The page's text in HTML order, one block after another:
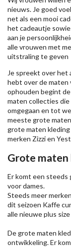
nieuws. Je goed
net als een mooi
het cadeautje
aan je
alle vrouwen met
uitstraling te geven
Je spreekt over het
hebt over de maten
ophouden begint
maten collecties
omgegaan en tot
meeste grote
grote maten
merken Zizzien
Grote maten
Er komt een steeds
voor dames.
Steeds meer
dit seizoen Kaffe
alle nieuweplus
De grote maten
ontwikkeling. Er